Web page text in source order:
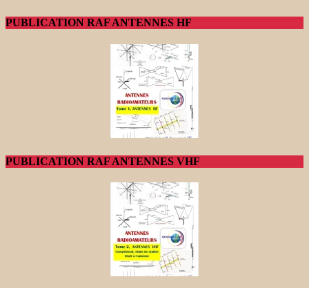
PUBLICATION RAF ANTENNES HF
PUBLICATION RAF ANTENNES VHF